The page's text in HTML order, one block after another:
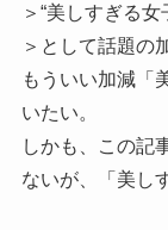
＞“美しすぎる女
＞として話題の
もういい加減「
いたい。
しかも、この記
ないが、「美し